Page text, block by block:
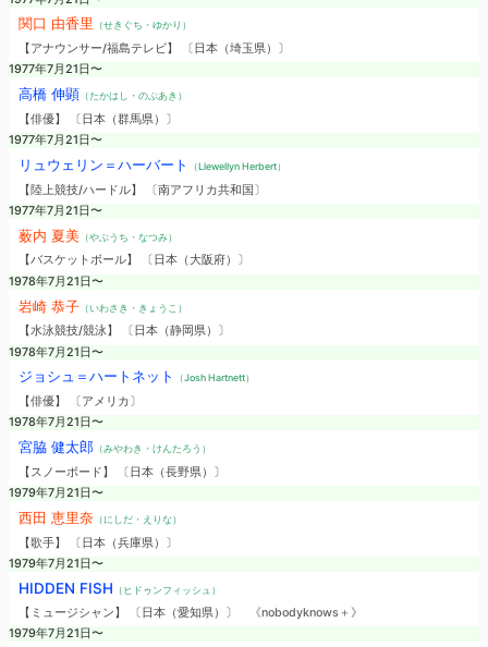
関口 由香里 （せきぐち・ゆかり）
【アナウンサー/福島テレビ】 〔日本（埼玉県）〕
1977年7月21日〜
高橋 伸顕 （たかはし・のぶあき）
【俳優】 〔日本（群馬県）〕
1977年7月21日〜
リュウェリン＝ハーバート （Llewellyn Herbert）
【陸上競技/ハードル】 〔南アフリカ共和国〕
1977年7月21日〜
薮内 夏美（やぶうち・なつみ）
【バスケットボール】 〔日本（大阪府）〕
1978年7月21日〜
岩崎 恭子（いわさき・きょうこ）
【水泳競技/競泳】 〔日本（静岡県）〕
1978年7月21日〜
ジョシュ＝ハートネット （Josh Hartnett）
【俳優】 〔アメリカ〕
1978年7月21日〜
宮脇 健太郎（みやわき・けんたろう）
【スノーボード】 〔日本（長野県）〕
1979年7月21日〜
西田 恵里奈（にしだ・えりな）
【歌手】 〔日本（兵庫県）〕
1979年7月21日〜
HIDDEN FISH （ヒドゥンフィッシュ）
【ミュージシャン】 〔日本（愛知県）〕
《nobodyknows＋》
1979年7月21日〜